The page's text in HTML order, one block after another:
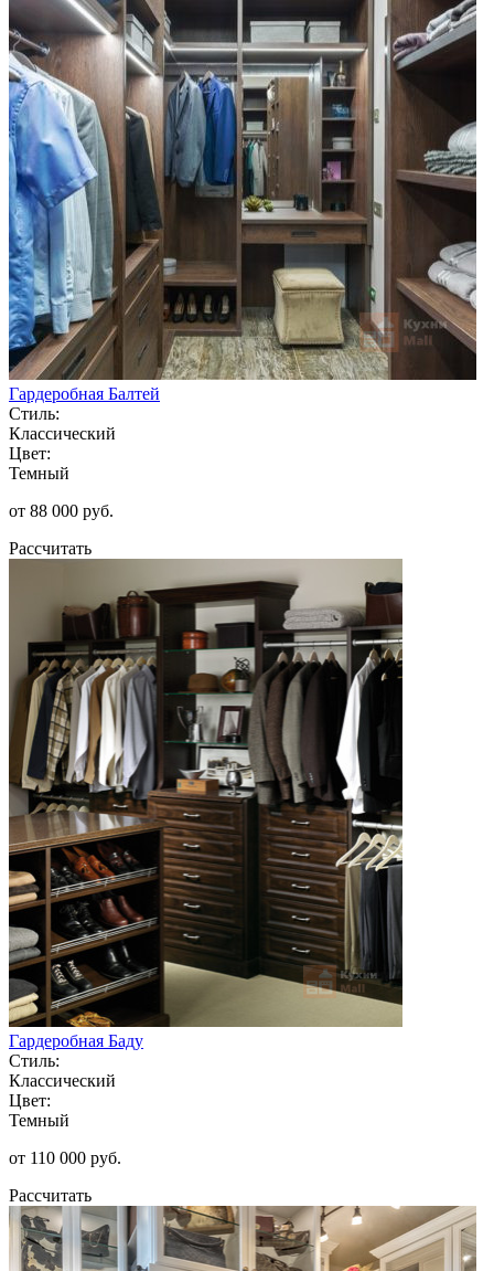
Гардеробная Балтей
Стиль:
Классический
Цвет:
Темный
от 88 000 руб.
Рассчитать
Гардеробная Баду
Стиль:
Классический
Цвет:
Темный
от 110 000 руб.
Рассчитать